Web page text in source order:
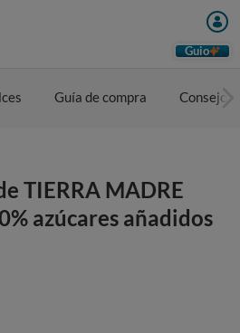
Guio
Guía de compra Consejos
TIERRA MADRE
azúcares añadidos